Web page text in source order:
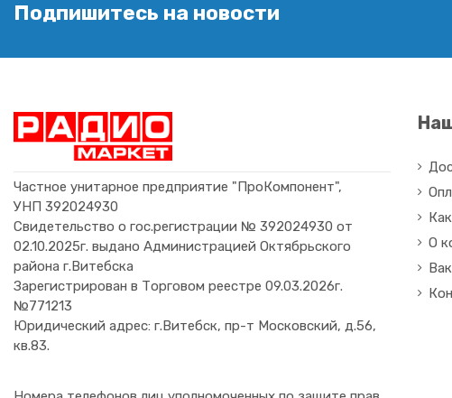
Подпишитесь на новости
О
Частное унитарное предприятие "ПроКомпонент",
УНП 392024930
Свидетельство о гос.регистрации № 392024930 от
02.10.2025г. выдано Администрацией Октябрьского
района г.Витебска
Зарегистрирован в Торговом реестре 09.03.2026г.
№771213
Юридический адрес: г.Витебск, пр-т Московский, д.56,
кв.83.